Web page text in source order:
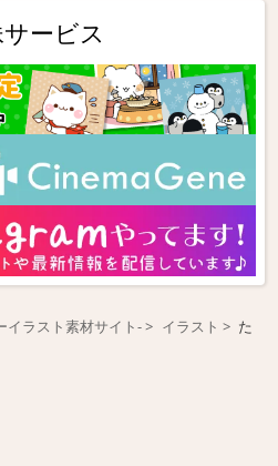
ービス
イラスト素材サイト- イラスト
た